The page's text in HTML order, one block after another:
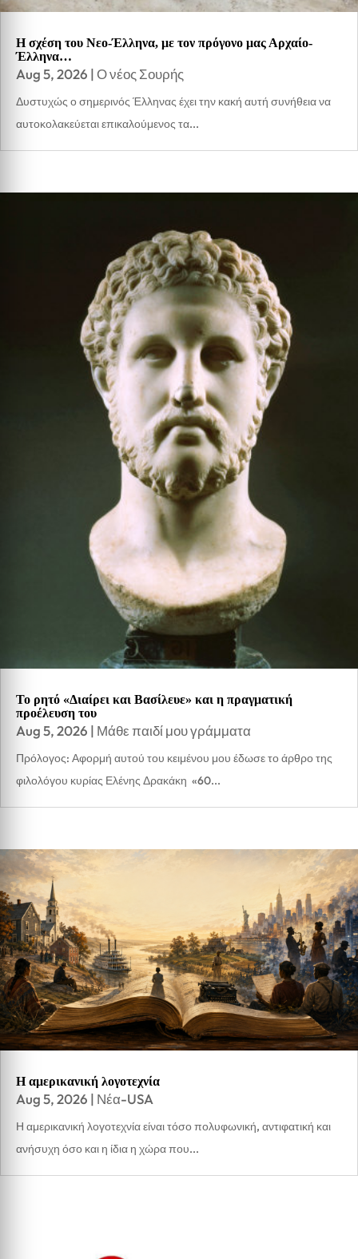
Η σχέση του Νεο-Έλληνα, με τον πρόγονο μας Αρχαίο-
Έλληνα…
Aug 5, 2026 |Ο νέος Σουρής
Δυστυχώς ο σημερινός Έλληνας έχει την κακή αυτή συνήθεια να
αυτοκολακεύεται επικαλούμενος τα...
Το ρητό «Διαίρει και Βασίλευε» και η πραγματική
προέλευση του
Aug 5, 2026 | Μάθε παιδί μου γράμματα
Πρόλογος: Αφορμή αυτού του κειμένου μου έδωσε το άρθρο της
φιλολόγου κυρίας Ελένης Δρακάκη «60...
Η αμερικανική λογοτεχνία
Aug 5, 2026 | Νέα-USA
Η αμερικανική λογοτεχνία είναι τόσο πολυφωνική, αντιφατική και
ανήσυχη όσο και η ίδια η χώρα που...